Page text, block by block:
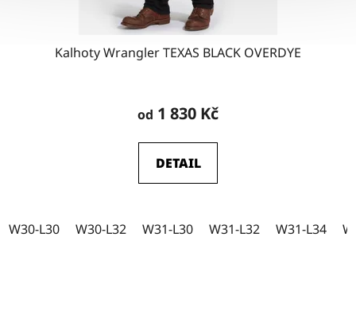
Kalhoty Wrangler TEXAS BLACK OVERDYE
hodnocení
produktu
je
5,0
hvězdiček.
od 1 830 Kč
DETAIL
W30-L30 W30-L32 W31-L30 W31-L32 W31-L34